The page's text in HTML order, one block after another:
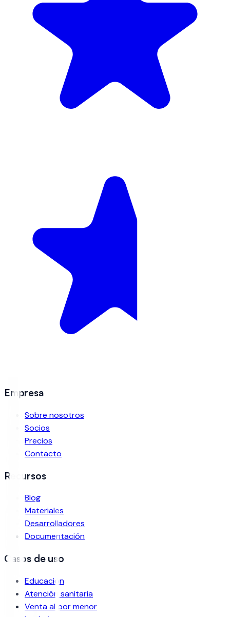
Empresa
Sobre nosotros
Socios
Precios
Contacto
Recursos
Blog
Materiales
Desarrolladores
Documentación
Casos de uso
Educación
Atención sanitaria
Venta al por menor